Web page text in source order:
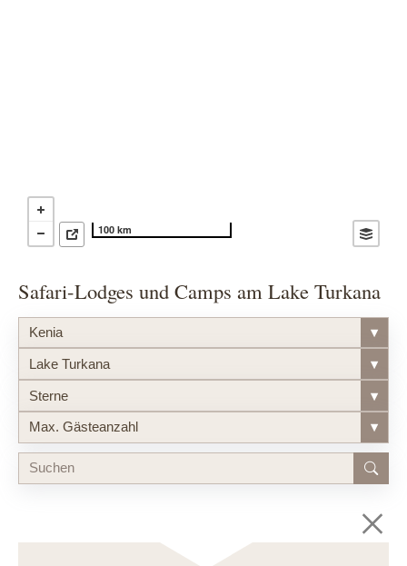
100 km
Safari-Lodges und Camps am Lake Turkana
Kenia ▾
Lake Turkana ▾
Sterne ▾
Max. Gästeanzahl ▾